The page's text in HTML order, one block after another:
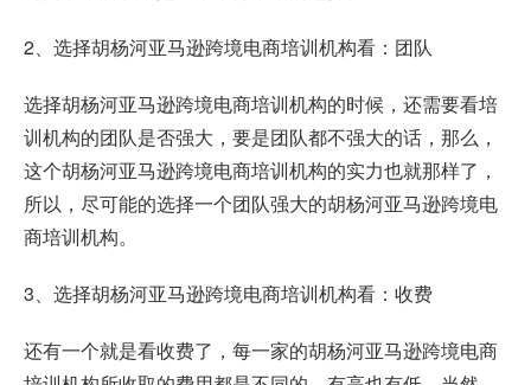
2、选择胡杨河亚马逊跨境电商培训机构看：团队
选择胡杨河亚马逊跨境电商培训机构的时候，还需要看培
训机构的团队是否强大，要是团队都不强大的话，那么，
这个胡杨河亚马逊跨境电商培训机构的实力也就那样了，
所以，尽可能的选择一个团队强大的胡杨河亚马逊跨境电
商培训机构。
3、选择胡杨河亚马逊跨境电商培训机构看：收费
还有一个就是看收费了，每一家的胡杨河亚马逊跨境电商